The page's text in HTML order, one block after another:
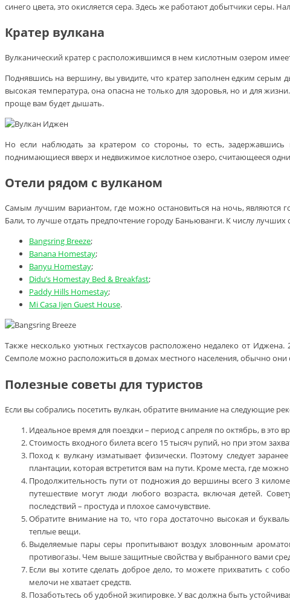
синего цвета, это окисляется сера. Здесь же работают добытчики серы.
Кратер вулкана
Вулканический кратер с расположившимся в нем кислотным озером
Поднявшись на вершину, вы увидите, что кратер заполнен едким серым
высокая температура, она опасна не только для здоровья, но и для
проще вам будет дышать.
Но если наблюдать за кратером со стороны, то есть,
поднимающиеся вверх и недвижимое кислотное озеро, считающееся
Отели рядом с вулканом
Самым лучшим вариантом, где можно остановиться на ночь, являются
Бали, то лучше отдать предпочтение городу Баньюванги. К числу лучших
Bangsring Breeze;
Banana Homestay;
Banyu Homestay;
Didu’s Homestay Bed & Breakfast;
Paddy Hills Homestay;
Mi Casa Ijen Guest House.
Также несколько уютных гестхаусов расположено недалеко от
Семполе можно расположиться в домах местного населения, обычно они
Полезные советы для туристов
Если вы собрались посетить вулкан, обратите внимание на следующие
Идеальное время для поездки – период с апреля по октябрь, в это
Стоимость входного билета всего 15 тысяч рупий, но при этом
Поход к вулкану изматывает физически. Поэтому следует
плантации, которая встретится вам на пути. Кроме места, где
Продолжительность пути от подножия до вершины всего 3
путешествие могут люди любого возраста, включая детей.
последствий – простуда и плохое самочувствие.
Обратите внимание на то, что гора достаточно высокая и
теплые вещи.
Выделяемые пары серы пропитывают воздух зловонным
противогазы. Чем выше защитные свойства у выбранного вами
Если вы хотите сделать доброе дело, то можете прихватить с
мелочи не хватает средств.
Позаботьтесь об удобной экипировке. У вас должна быть